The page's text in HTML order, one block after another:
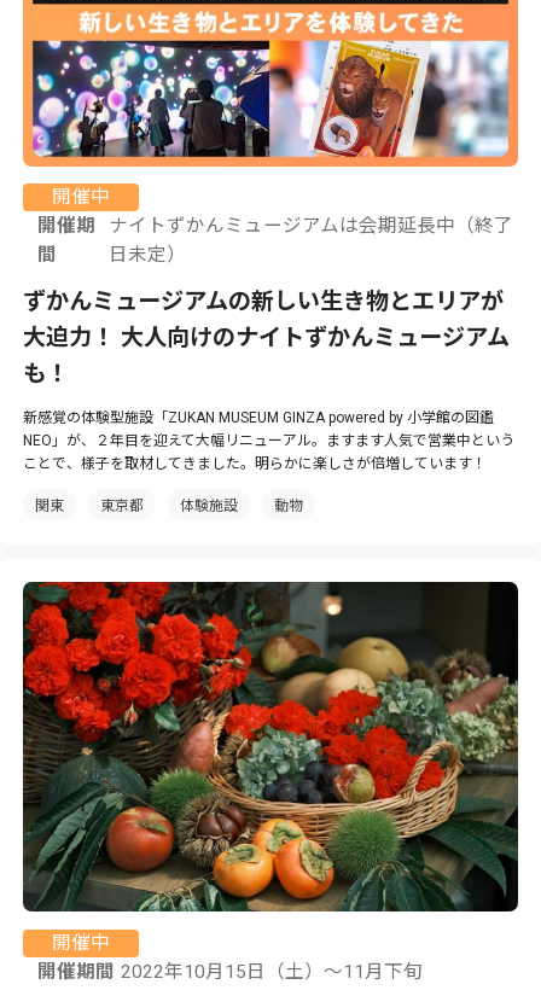
開催中
開催期
間
ナイトずかんミュージアムは会期延長中（終了
日未定）
ずかんミュージアムの新しい生き物とエリアが
大迫力！ 大人向けのナイトずかんミュージアム
も！
新感覚の体験型施設「ZUKAN MUSEUM GINZA powered by 小学館の図鑑
NEO」が、２年目を迎えて大幅リニューアル。ますます人気で営業中という
ことで、様子を取材してきました。明らかに楽しさが倍増しています！
関東 東京都 体験施設 動物
開催中
開催期間 2022年10月15日（土）～11月下旬